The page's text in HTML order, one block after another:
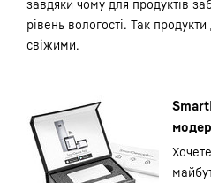
завдяки чому для продуктів
рівень вологості. Так
свіжими.